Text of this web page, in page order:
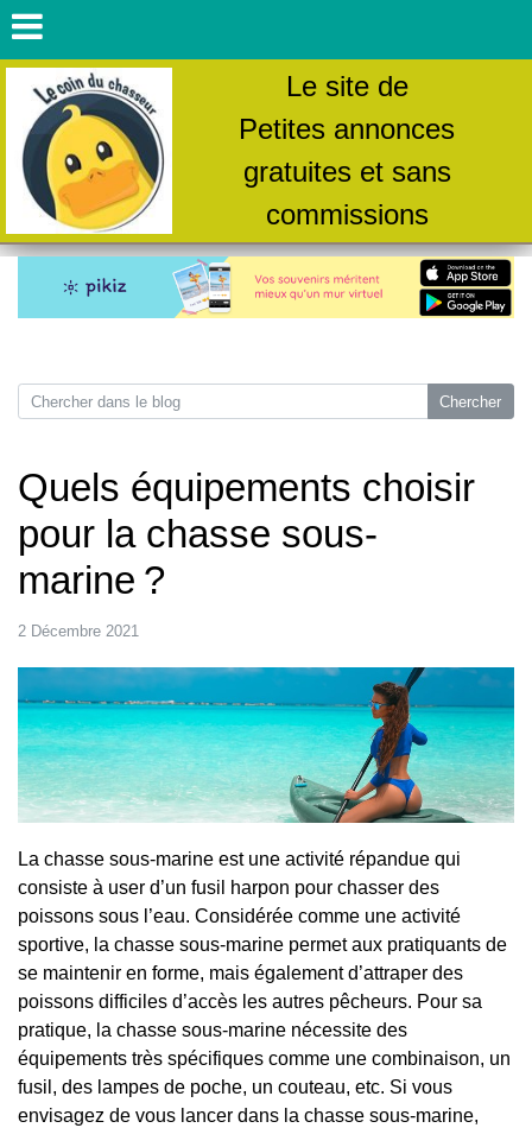
Le site de
Petites annonces
gratuites et sans
commissions
Quels équipements choisir
pour la chasse sous-
marine ?
2 Décembre 2021
La chasse sous-marine est une activité répandue qui
consiste à user d’un fusil harpon pour chasser des
poissons sous l’eau. Considérée comme une activité
sportive, la chasse sous-marine permet aux pratiquants de
se maintenir en forme, mais également d’attraper des
poissons difficiles d’accès les autres pêcheurs. Pour sa
pratique, la chasse sous-marine nécessite des
équipements très spécifiques comme une combinaison, un
fusil, des lampes de poche, un couteau, etc. Si vous
envisagez de vous lancer dans la chasse sous-marine,